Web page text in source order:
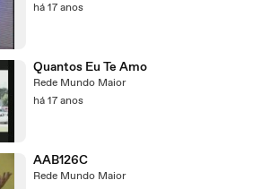
há 17 anos
Quantos Eu Te Amo
Rede Mundo Maior
há 17 anos
AAB126C
Rede Mundo Maior